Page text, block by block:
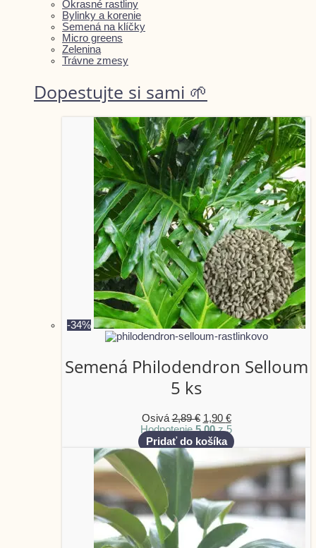
Okrasné rastliny
Bylinky a korenie
Semená na klíčky
Micro greens
Zelenina
Trávne zmesy
Dopestujte si sami 🌱
-34%
Semená Philodendron Selloum
5 ks
Osivá2,89€ 1,90 €
Hodnotenie5.00z 5
Pridať do košíka